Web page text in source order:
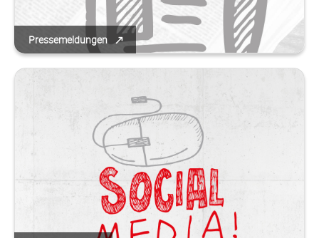
Pressemeldungen